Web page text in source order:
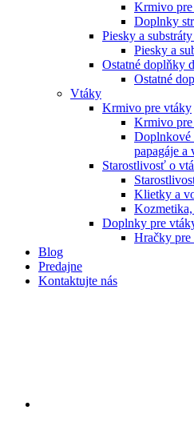
Krmivo
Doplnky
Piesky a
Piesky a
Ostatné doplňky
Ostatné
Vtáky
Krmivo pre vtáky
Krmivo pre
Doplnkové
papagáje a
Starostlivosť o
Klietky a
Doplnky pre
Hračky pre
Blog
Predajne
Kontaktujte nás